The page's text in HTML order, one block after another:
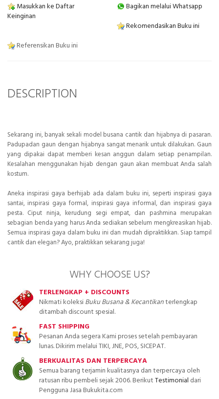
Masukkan ke Daftar
Keinginan
Bagikan melalui Whatsapp
Rekomendasikan Buku ini
Referensikan Buku ini
DESCRIPTION
Sekarang ini, banyak sekali model busana cantik dan hijabnya di pasaran.
Padupadan gaun dengan hijabnya sangat menarik untuk dilakukan. Gaun
yang dipakai dapat memberi kesan anggun dalam setiap penampilan.
Kesalahan menggunakan hijab dengan gaun akan membuat Anda salah
kostum.
Aneka inspirasi gaya berhijab ada dalam buku ini, seperti inspirasi gaya
santai, inspirasi gaya formal, inspirasi gaya informal, dan inspirasi gaya
pesta. Ciput ninja, kerudung segi empat, dan pashmina merupakan
sebagian benda yang harus Anda sediakan sebelum mengkreasikan hijab.
Semua inspirasi gaya dalam buku ini dan mudah dipraktikkan. Siap tampil
cantik dan elegan? Ayo, praktikkan sekarang juga!
WHY CHOOSE US?
TERLENGKAP + DISCOUNTS
Nikmati koleksiBuku Busana & Kecantikanterlengkap
ditambah discount spesial.
FAST SHIPPING
Pesanan Anda segera Kami proses setelah pembayaran
lunas. Dikirim melalui TIKI, JNE, POS, SICEPAT.
BERKUALITAS DAN TERPERCAYA
Semua barang terjamin kualitasnya dan terpercaya oleh
ratusan ribu pembeli sejak 2006. BerikutTestimonial dari
Pengguna Jasa Bukukita.com